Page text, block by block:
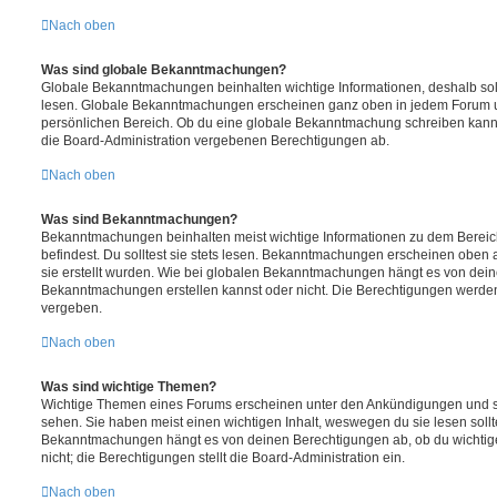
Nach oben
Was sind globale Bekanntmachungen?
Globale Bekanntmachungen beinhalten wichtige Informationen, deshalb
lesen. Globale Bekanntmachungen erscheinen ganz oben in jedem Forum
persönlichen Bereich. Ob du eine globale Bekanntmachung schreiben
die Board-Administration vergebenen Berechtigungen ab.
Nach oben
Was sind Bekanntmachungen?
Bekanntmachungen beinhalten meist wichtige Informationen zu dem
befindest. Du solltest sie stets lesen. Bekanntmachungen erscheinen oben
sie erstellt wurden. Wie bei globalen Bekanntmachungen hängt es von
Bekanntmachungen erstellen kannst oder nicht. Die Berechtigungen
vergeben.
Nach oben
Was sind wichtige Themen?
Wichtige Themen eines Forums erscheinen unter den Ankündigungen und
sehen. Sie haben meist einen wichtigen Inhalt, weswegen du sie lesen
Bekanntmachungen hängt es von deinen Berechtigungen ab, ob du
nicht; die Berechtigungen stellt die Board-Administration ein.
Nach oben